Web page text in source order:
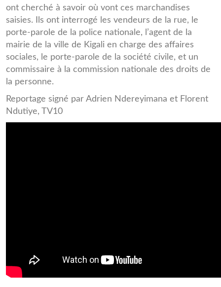
ont cherché à savoir où vont ces marchandises
saisies. Ils ont interrogé les vendeurs de la rue, le
porte-parole de la police nationale, l’agent de la
mairie de la ville de Kigali en charge des affaires
sociales, le porte-parole de la société civile, et un
commissaire à la commission nationale des droits de
la personne.
Reportage signé par Adrien Ndereyimana et Florent
Ndutiye, TV10